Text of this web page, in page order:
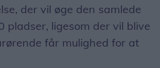
der vil øge den samlede
pladser, ligesom der vil blive
får mulighed for at